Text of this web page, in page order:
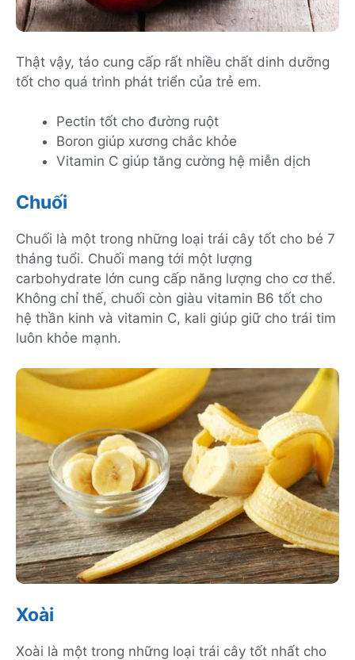
Thật vậy, táo cung cấp rất nhiều chất dinh dưỡng
tốt cho quá trình phát triển của trẻ em.
Pectin tốt cho đường ruột
Boron giúp xương chắc khỏe
Vitamin C giúp tăng cường hệ miễn dịch
Chuối
Chuối là một trong những loại trái cây tốt cho bé 7
tháng tuổi. Chuối mang tới một lượng
carbohydrate lớn cung cấp năng lượng cho cơ thể.
Không chỉ thế, chuối còn giàu vitamin B6 tốt cho
hệ thần kinh và vitamin C, kali giúp giữ cho trái tim
luôn khỏe mạnh.
Xoài
Xoài là một trong những loại trái cây tốt nhất cho